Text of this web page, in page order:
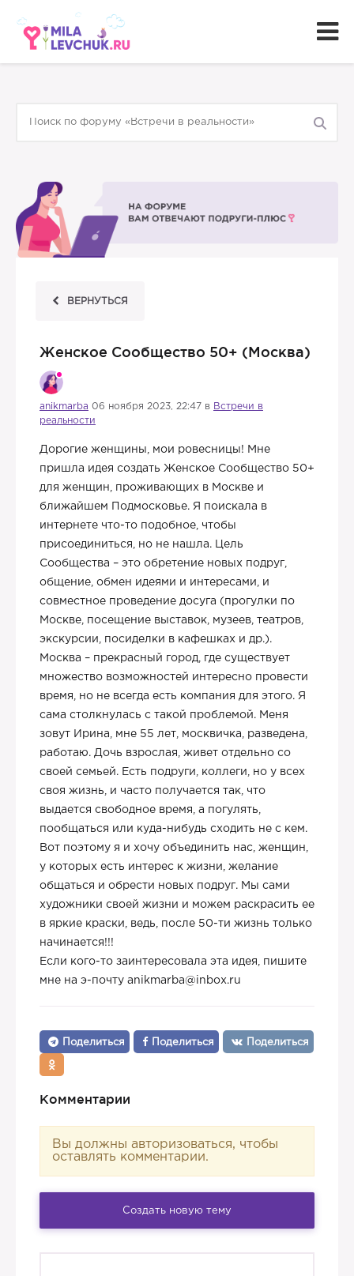
ВЕРНУТЬСЯ
Женское Сообщество 50+ (Москва)
anikmarba 06 ноября 2023, 22:47 в Встречи в
реальности
Дорогие женщины, мои ровесницы! Мне
пришла идея создать Женское Сообщество 50+
для женщин, проживающих в Москве и
ближайшем Подмосковье. Я поискала в
интернете что-то подобное, чтобы
присоединиться, но не нашла. Цель
Сообщества – это обретение новых подруг,
общение, обмен идеями и интересами, и
совместное проведение досуга (прогулки по
Москве, посещение выставок, музеев, театров,
экскурсии, посиделки в кафешках и др.).
Москва – прекрасный город, где существует
множество возможностей интересно провести
время, но не всегда есть компания для этого. Я
сама столкнулась с такой проблемой. Меня
зовут Ирина, мне 55 лет, москвичка, разведена,
работаю. Дочь взрослая, живет отдельно со
своей семьей. Есть подруги, коллеги, но у всех
своя жизнь, и часто получается так, что
выдается свободное время, а погулять,
пообщаться или куда-нибудь сходить не с кем.
Вот поэтому я и хочу объединить нас, женщин,
у которых есть интерес к жизни, желание
общаться и обрести новых подруг. Мы сами
художники своей жизни и можем раскрасить ее
в яркие краски, ведь, после 50-ти жизнь только
начинается!!!
Если кого-то заинтересовала эта идея, пишите
мне на э-почту anikmarba@inbox.ru
Поделиться Поделиться Поделиться
Комментарии
Вы должны авторизоваться, чтобы
оставлять комментарии.
Создать новую тему